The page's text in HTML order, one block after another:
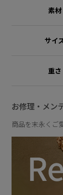
一粒のパールに
願い、決意、未
素材
サイ
重さ
お修理・メン
商品を末永くご